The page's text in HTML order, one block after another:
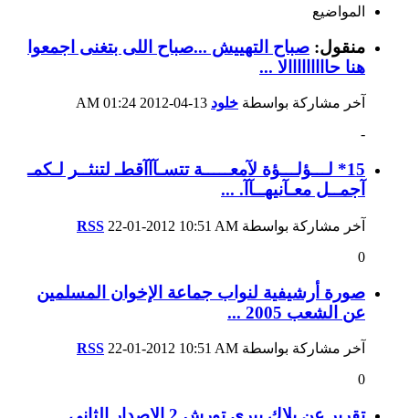
المواضيع
منقول: صباح التهييش ...صباح اللى بتغنى اجمعوا
هنا حااااااااالا ...
آخر مشاركة بواسطة خلود
01:24 AM
-
15* لـــؤلـــؤة لآمعـــــة تتسـآآآقطـ لتنثــر لـكمـ
آجمــل معـآنيهــآآ. ...
آخر مشاركة بواسطة RSS 22-01-2012 10:51 AM
0
صورة أرشيفية لنواب جماعة الإخوان المسلمين
عن الشعب 2005 ...
آخر مشاركة بواسطة RSS 22-01-2012 10:51 AM
0